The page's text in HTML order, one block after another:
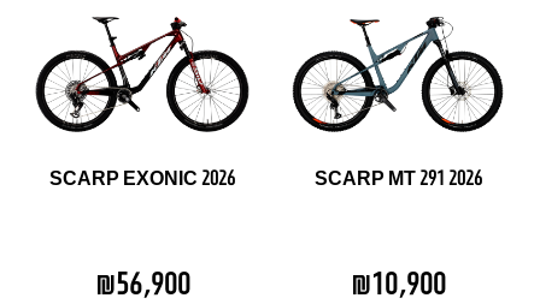
SCARP MT 291 2026
₪10,900
SCARP EXONIC 2026
₪56,900